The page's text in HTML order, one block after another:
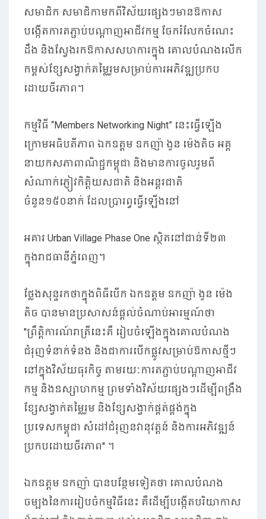
សមាជិក សមាជិកាមកពីវិស័យផ្សេងៗមានឱកាស
បង្កើតការតភ្ជាប់បណ្តាញអាជីវកម្ម ចែករំលែកចំណេះ
ដឹង និងស្វែងរកឱកាសសហការក្នុង គោលបំណងលើក
កម្ពស់ខ្សែសង្វាក់តម្លៃរួមសម្រាប់ការអភិវឌ្ឍប្រកប
ដោយចីរភាព។
កម្មវិធី “Members Networking Night” នេះធ្វើឡើង
ក្រោមអធិបតីភាព ឯកឧត្តម ឧកញ៉ា ងួន ម៉េងតិច អគ្គ
នាយកសភាពាណិជ្ជកម្ពុជា និងមានការចូលរួមពី
សំណាក់ភ្ញៀវកិត្តិយសជាតិ និងអន្តរជាតិ
ចំនួន១៥០នាក់ ដែលប្រារព្ធធ្វើឡើងនៅ
អគារ Urban Village Phase One ស្ថិតនៅជាន់ទី២៣
ក្នុងរាជធានីភ្នំពេញ។
ថ្លែងសុន្ទរកថាក្នុងពិធីបើក ឯកឧត្តម ឧកញ៉ា ងួន ម៉េង
តិច បានមានប្រសាសន៍ផ្តល់ចំណាប់អារម្មណ៍ថា
''ព្រឹត្តិការណ៍រាត្រីនេះគឺ រៀបចំឡើងក្នុងគោលបំណង
ជំរុញទំនាក់ទំនង និងជាការបើកផ្លូវសម្រាប់ឱកាសថ្មីៗ
នៅក្នុងវិស័យធុរកិច្ច តាមរយៈការតភ្ជាប់បណ្តាញអាជីវ
កម្ម និងឧស្សាហកម្ម ព្រមទាំងវិស័យផ្សេងៗដើម្បីពង្រឹង
ខ្សែសង្វាក់តម្លៃរួម និងខ្សែសង្វាក់ផ្គត់ផ្គង់ក្នុង
ប្រទេសកម្ពុជា សំដៅជំរុញនវានុវត្តន៍ និងការអភិវឌ្ឍន៍
ប្រកបដោយចីរភាព'' ។
ឯកឧត្តម ឧកញ៉ា បានបន្ថែមទៀតថា គោលបំណង
ចម្បងនៃការរៀបចំកម្មវិធីនេះ គឺដើម្បីបង្កើតបរិយាកាស